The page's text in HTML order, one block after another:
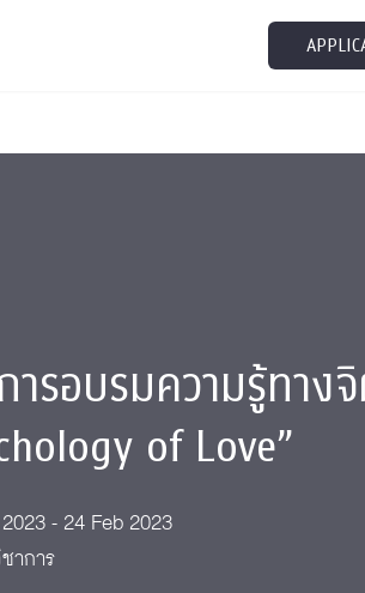
ปี ารอบรมความรู้ทาง
of Love”
- 24 Feb 2023
าการ